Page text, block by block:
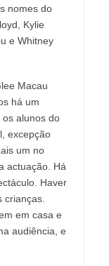
nomes do
Kylie
e Whitney
Macau
há um
alunos do
excepção
um no
actuação. Há
Haver
em casa e
audiência, e